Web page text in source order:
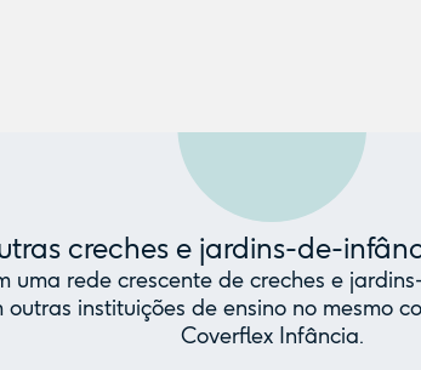
creches e jardins-de-
uma rede crescente de creches e
outras instituições de ensino no mesmo
Coverflex Infância.